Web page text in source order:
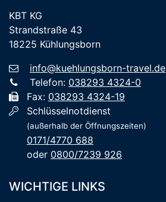
WICHTIGE LINKS
KBT KG
Strandstraße 43
18225 Kühlungsborn
info@kuehlungsborn-travel.de
Telefon: 038293 4324-0
Fax: 038293 4324-19
Schlüsselnotdienst
(außerhalb der Öffnungszeiten)
0171/4770 688
oder 0800/7239 926